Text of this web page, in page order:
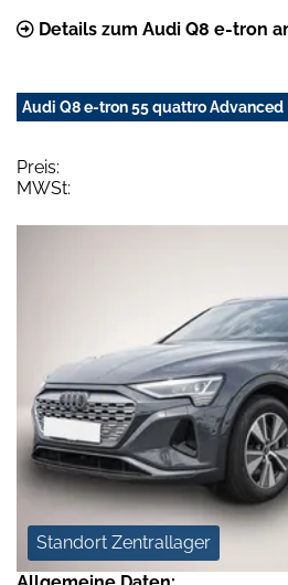
Details zum Audi Q8 e-tron
Audi Q8 e-tron 55 quattro Advanced
Preis:
MWSt:
Standort Zentrallager